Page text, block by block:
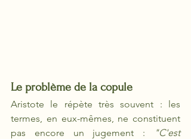
Le problème de la copule
Aristote le répète très souvent : les
termes, en eux-mêmes, ne constituent
pas encore un jugement :
"C'est